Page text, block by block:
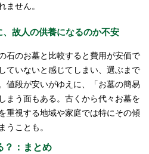
ません。
故人の供養になるのか不安
石のお墓と比較すると費用が安価で
ていないと感じてしまい、選ぶまで
値段が安いがゆえに、「お墓の簡易
まう面もある。古くから代々お墓を
重視する地域や家庭では特にその傾
うことも。
？：まとめ